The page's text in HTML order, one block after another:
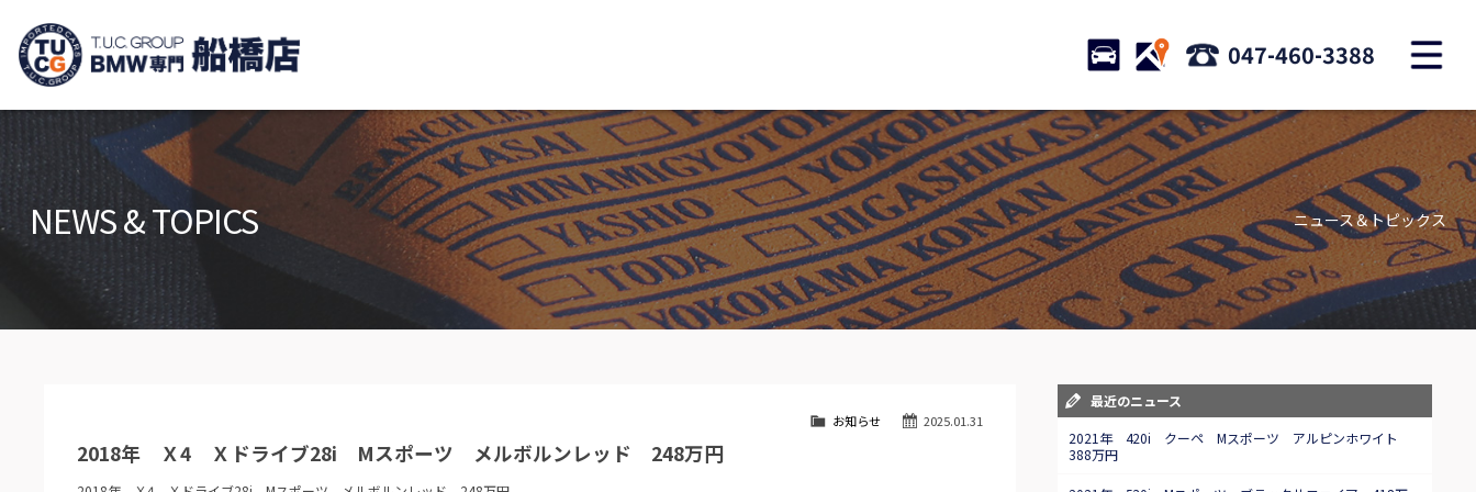
STOCK ACCESS 047-460-3388
ニュース
News and Topics
在庫リスト
Stock list
目玉車両一覧
Features Stock list
店舗紹介
Shop information
保証＆サービス
Warranty and Serivce
アクセスマップ
Access map
全国納車
Delivery service
お問い合わせ
Contact us
特別作業について
Special service
オーダーサービス
Order service
買取無料査定
Trade in
自動車保険
Car insurance
スタッフblog
会社概要
NEWS & TOPICS ニュース＆トピックス
2025.01.31
お知らせ
2018年 Ｘ4 Ｘドライブ28i Mスポーツ メルボルンレッド 248万円
最近のニュース
2021年 420i クーペ Mスポーツ アルピンホワイト
388万円